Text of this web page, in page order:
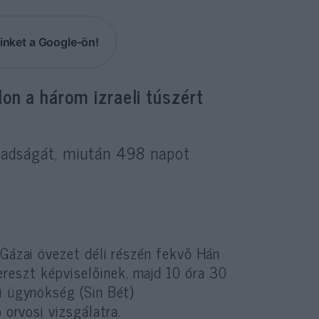
a Google-ön!
a három izraeli túszért
miután 498 napot
övezet déli részén fekvő Hán
képviselőinek, majd 10 óra 30
(Sin Bét)
vizsgálatra.